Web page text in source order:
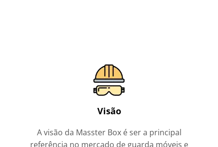
Visão
A visão da Masster Box é ser a principal
referência no mercado de guarda móveis e